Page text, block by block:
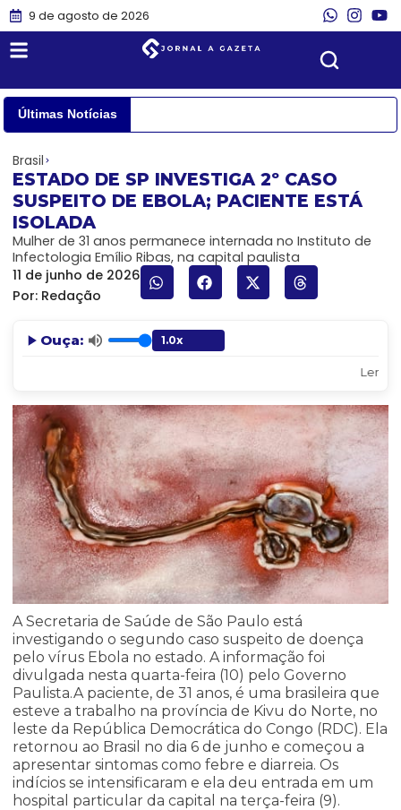
9 de agosto de 2026
Últimas Notícias
Brasil
ESTADO DE SP INVESTIGA 2º CASO
SUSPEITO DE EBOLA; PACIENTE ESTÁ
ISOLADA
Mulher de 31 anos permanece internada no Instituto de
Infectologia Emílio Ribas, na capital paulista
11 de junho de 2026
Por: Redação
Ouça:
Lendo:
A Secretaria de Saúde de São Paulo está
investigando o segundo caso suspeito de doença
pelo vírus Ebola no estado. A informação foi
divulgada nesta quarta-feira (10) pelo Governo
Paulista.A paciente, de 31 anos, é uma brasileira que
esteve a trabalho na província de Kivu do Norte, no
leste da República Democrática do Congo (RDC). Ela
retornou ao Brasil no dia 6 de junho e começou a
apresentar sintomas como febre e diarreia. Os
indícios se intensificaram e ela deu entrada em um
hospital particular da capital na terça-feira (9).